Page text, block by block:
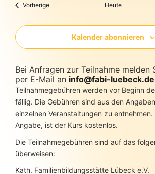
VorherigeVeranstaltungen Heute
Kalender abonnieren
Bei Anfragen zur Teilnahme melden
per E-Mail an info@fabi-luebeck.de
Teilnahmegebühren werden vor Beginn
fällig. Die Gebühren sind aus den
einzelnen Veranstaltungen zu
Angabe, ist der Kurs kostenlos.
Die Teilnahmegebühren sind auf das
überweisen:
Kath. Familienbildungsstätte Lübeck e.V.